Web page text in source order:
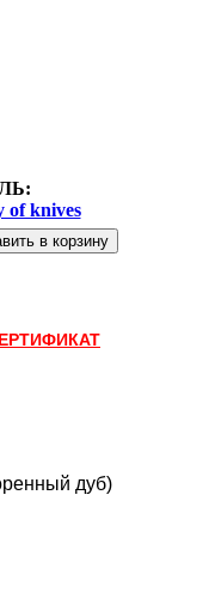
of knives
дуб)